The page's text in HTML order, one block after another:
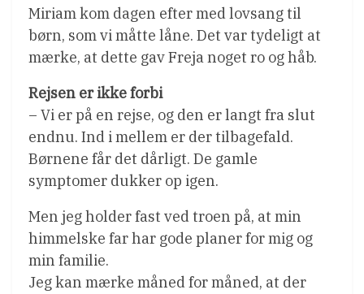
Miriam kom dagen efter med lovsang til
børn, som vi måtte låne. Det var tydeligt at
mærke, at dette gav Freja noget ro og håb.
Rejsen er ikke forbi
– Vi er på en rejse, og den er langt fra slut
endnu. Ind i mellem er der tilbagefald.
Børnene får det dårligt. De gamle
symptomer dukker op igen.
Men jeg holder fast ved troen på, at min
himmelske far har gode planer for mig og
min familie.
Jeg kan mærke måned for måned, at der